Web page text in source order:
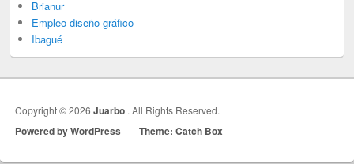
Brianur
Empleo diseño gráfico
Ibagué
Copyright © 2026Juarbo . All Rights Reserved.
Powered by WordPress | Theme: Catch Box